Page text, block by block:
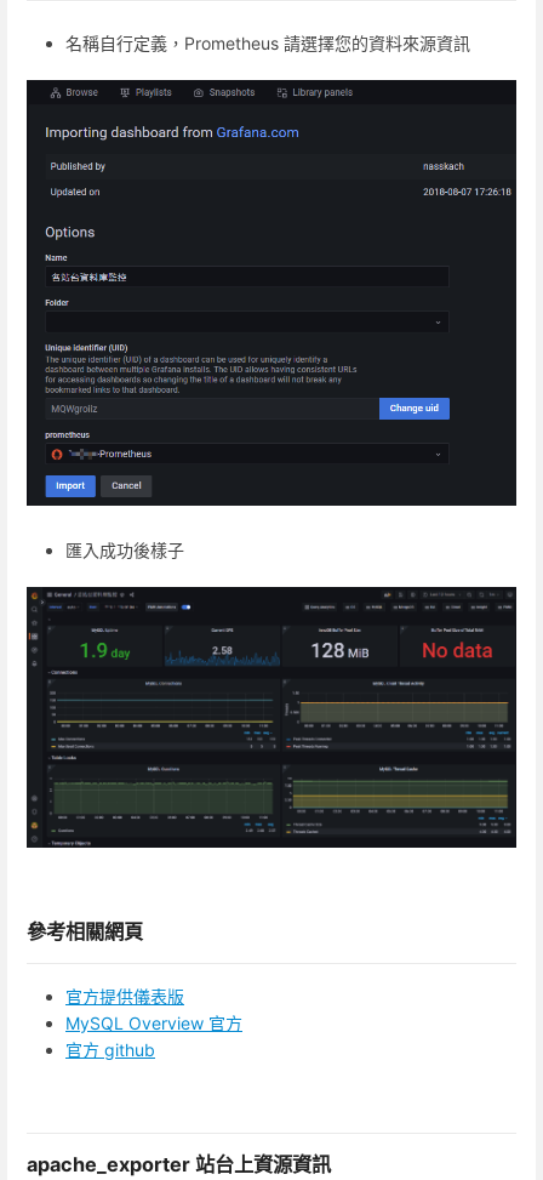
名稱自行定義，Prometheus 請選擇您的資料來源資訊
匯入成功後樣子
參考相關網頁
官方提供儀表版
MySQL Overview 官方
官方 github
apache_exporter 站台上資源資訊